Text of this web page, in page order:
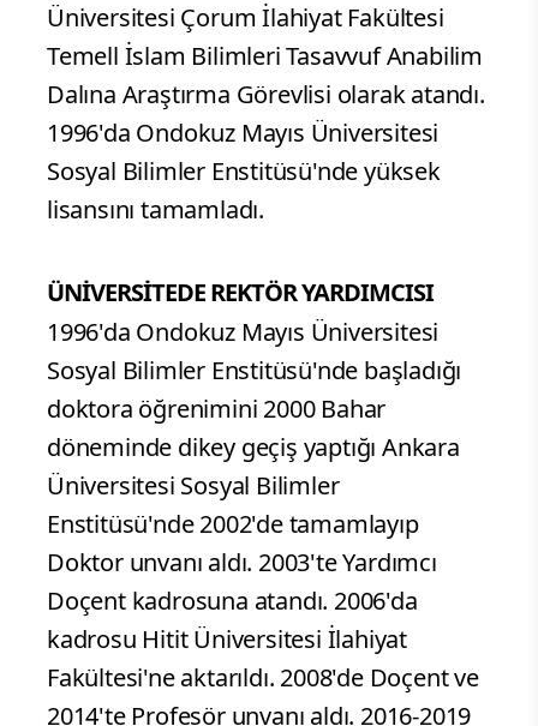
Üniversitesi Çorum İlahiyat Fakültesi
Temell İslam Bilimleri Tasavvuf Anabilim
Dalına Araştırma Görevlisi olarak atandı.
1996'da Ondokuz Mayıs Üniversitesi
Sosyal Bilimler Enstitüsü'nde yüksek
lisansını tamamladı.
ÜNİVERSİTEDE REKTÖR YARDIMCISI
1996'da Ondokuz Mayıs Üniversitesi
Sosyal Bilimler Enstitüsü'nde başladığı
doktora öğrenimini 2000 Bahar
döneminde dikey geçiş yaptığı Ankara
Üniversitesi Sosyal Bilimler
Enstitüsü'nde 2002'de tamamlayıp
Doktor unvanı aldı. 2003'te Yardımcı
Doçent kadrosuna atandı. 2006'da
kadrosu Hitit Üniversitesi İlahiyat
Fakültesi'ne aktarıldı. 2008'de Doçent ve
2014'te Profesör unvanı aldı. 2016-2019